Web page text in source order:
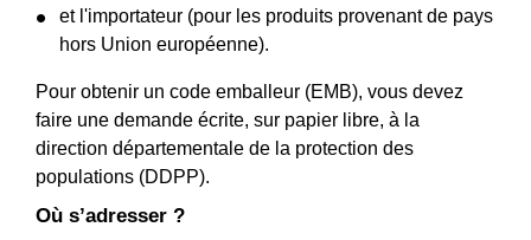
et l'importateur (pour les produits provenant de pays
hors Union européenne).
Pour obtenir un code emballeur (EMB), vous devez
faire une demande écrite, sur papier libre, à la
direction départementale de la protection des
populations (DDPP).
Où s’adresser ?